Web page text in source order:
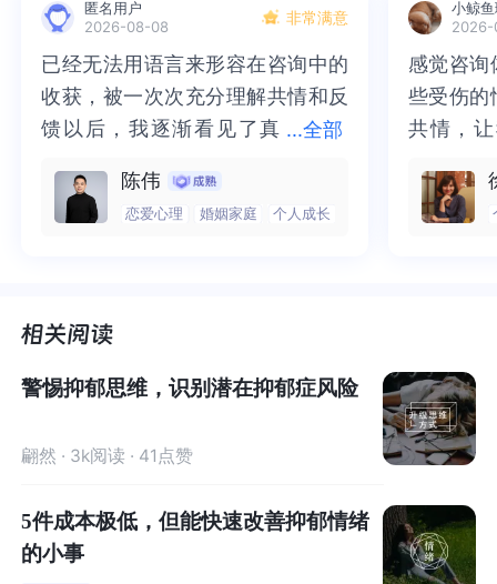
来说很重要，但嗜睡、感到绝望和缺乏注意力等抑郁症的
症状往会阻止一个人追求健康的生活方式。只有当药物开
始驱散抑郁症的乌云时，患者才有愿望、精力和决心将健
康的作息纳入日常生活，接下来的心理治疗才能起到充分
的效果。
消除对抑郁症药物的误解
作、婚姻和友谊都处于危险之中。他们害怕抗抑郁药会把
用意志力来克服自身问题，不能依靠药物的帮助。
我们很幸运，时至今日，针对抑郁症，能有大量可供选择
有人能保证你一次就找到合适的药。在找到最佳治疗方法
之前，总是需要进行一些试验，走一些弯路。
匿名用户
2026-08-08
非常满意
...全部
已经无法用语言来形容在咨询中的
收获，被一次次充分理解共情和反
馈以后，我逐渐看见了真
清晰，也慢慢找回了内在的力量。
虽然不知道还要有多久的路要走，
这里，让我真切的感受到了🙏❤️
已经无法用语言来形容在咨询中的
收获，被一次次充分理解共情和反
馈以后，我逐渐看见了真实的那
也慢慢找回了内在的力量。虽然不
知道还要有多久的路要走，但我很
让我真切的感受到了🙏❤️
陈伟
恋爱心理 婚姻家庭 个人成长
小鲸
感觉咨询
些受伤的
共情，
一部分
而且当
感觉咨询
些受伤的
共情，让
处理的
询师准
警惕抑郁思维，识别潜在抑郁症风险
翩然 · 3k阅读 · 41点赞
5件成本极低，但能快速改善抑郁情绪
的小事